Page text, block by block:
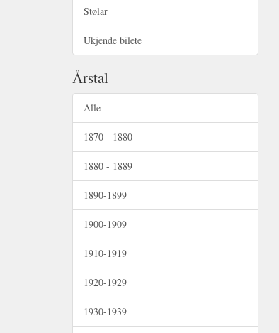
Stølar
Ukjende bilete
Årstal
Alle
1870 - 1880
1880 - 1889
1890-1899
1900-1909
1910-1919
1920-1929
1930-1939